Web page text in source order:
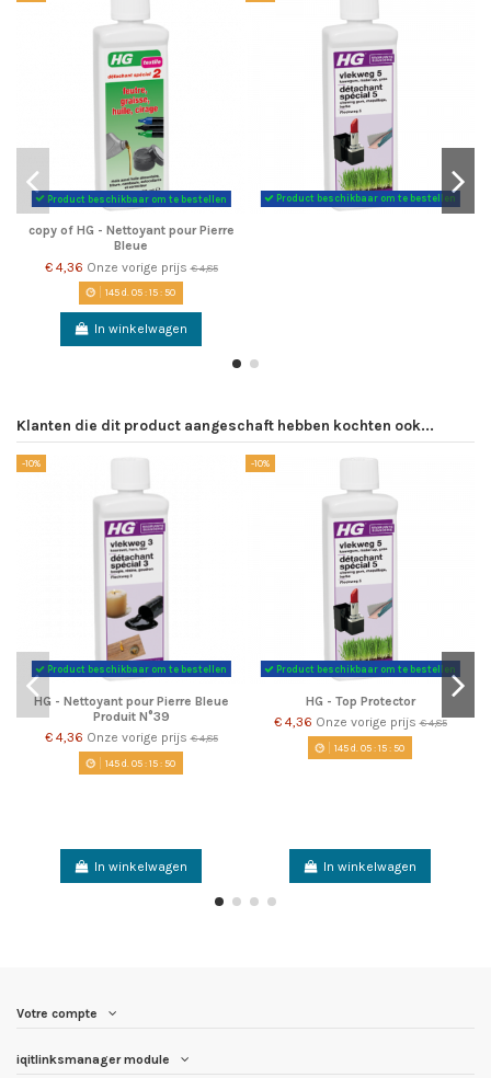
Product beschikbaar om te bestellen
copy of HG - Nettoyant pour Pierre
Bleue
€ 4,36 Onze vorige prijs€ 4,85
145d. 05:15:49
In winkelwagen
Product beschikbaar om te bestellen
Klanten die dit product aangeschaft hebben kochten ook...
-10%
Product beschikbaar om te bestellen
HG - Nettoyant pour Pierre Bleue
Produit N°39
€ 4,36 Onze vorige prijs€ 4,85
145d. 05:15:49
In winkelwagen
-10%
Product beschikbaar om te bestellen
HG - Top Protector
€ 4,36 Onze vorige prijs€ 4,85
145d. 05:15:49
In winkelwagen
Votre compte
iqitlinksmanager module